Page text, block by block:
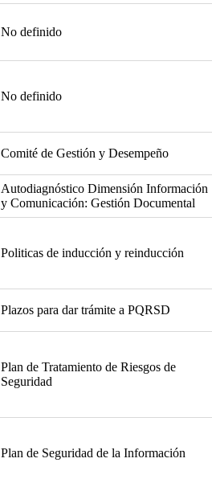
No definido
No definido
Comité de Gestión y Desempeño
Autodiagnóstico Dimensión Información
y Comunicación: Gestión Documental
Politicas de inducción y reinducción
Plazos para dar trámite a PQRSD
Plan de Tratamiento de Riesgos de
Seguridad
Plan de Seguridad de la Información